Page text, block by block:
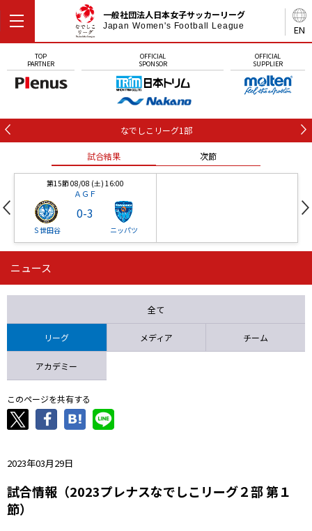
EN
一般社団法人日本女子サッカーリーグ
Japan Women's Football League
TOP
PARTNER
OFFICIAL
SPONSOR
OFFICIAL
SUPPLIER
なでしこリーグ1部
試合結果 次節
第15節 08/08 (土) 16:00
ＡＧＦ
Ｓ世田谷
0-3
ニッパツ
第16節 09/05 (土) 15:00
ニッパツ 石人の星
ニュース
全て
リーグ メディア チーム
アカデミー
このページを共有する
2023年03月29日
試合情報（2023プレナスなでしこリーグ２部 第１
節）